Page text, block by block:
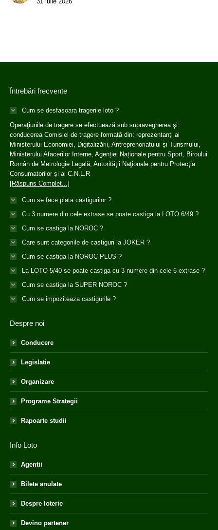
Întrebări frecvente
Cum se desfasoara tragerile loto ?
Operaţiunile de tragere se efectuează sub supravegherea şi
conducerea Comisiei de tragere formată din: reprezentanţi ai
Ministerului Economiei, Digitalizării, Antreprenoriatului și Turismului,
Ministerului Afacerilor Interne, Agenției Naționale pentru Sport, Biroului
Român de Metrologie Legală, Autorităţii Naţionale pentru Protecţia
Consumatorilor şi ai C.N.L.R
[Răspuns Complet...]
Cum se face plata castigurilor ?
Cu 3 numere din cele extrase se poate castiga la LOTO 6/49 ?
Cum se castiga la NOROC ?
Care sunt categoriile de castiguri la JOKER ?
Cum se castiga la NOROC PLUS ?
La LOTO 5/40 se poate castiga cu 3 numere din cele 6 extrase ?
Cum se castiga la SUPER NOROC ?
Cum se impoziteaza castigurile ?
Despre noi
Conducere
Legislatie
Organizare
Programe Strategii
Rapoarte studii
Info Loto
Agentii
Bilete anulate
Despre loterie
Devino partener